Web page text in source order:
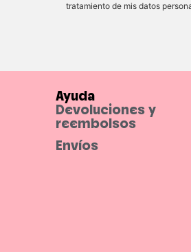
tratamiento de mis datos
Ayuda
Devoluciones y
reembolsos
Envíos